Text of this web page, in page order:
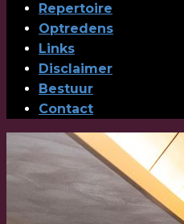
Repertoire
Optredens
Links
Disclaimer
Bestuur
Contact